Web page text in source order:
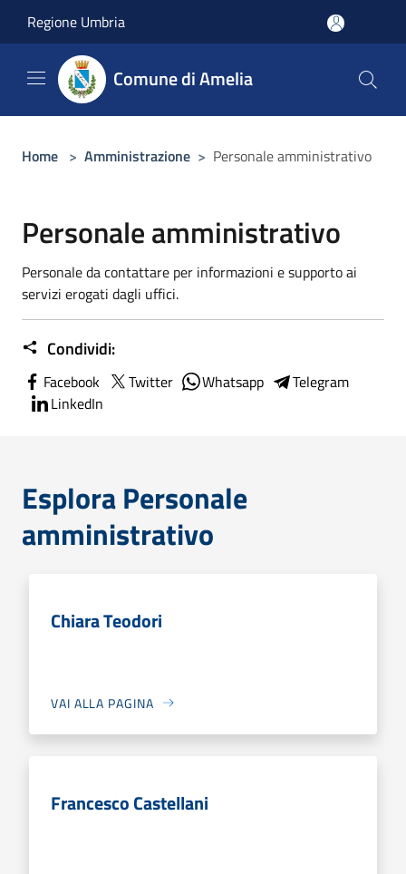
Regione Umbria
Comune di Amelia
Home > Amministrazione > Personale amministrativo
Personale amministrativo
Personale da contattare per informazioni e supporto ai
servizi erogati dagli uffici.
Condividi:
Facebook Twitter Whatsapp
Telegram
LinkedIn
Esplora Personale
amministrativo
Chiara Teodori
VAI ALLA PAGINA
Francesco Castellani